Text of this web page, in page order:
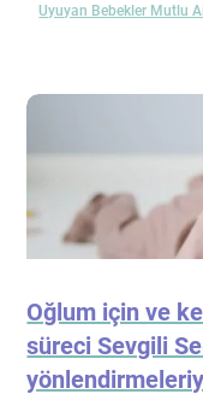
Uyuyan Bebekler Mutlu
Oğlum için ve
süreci Sevgili